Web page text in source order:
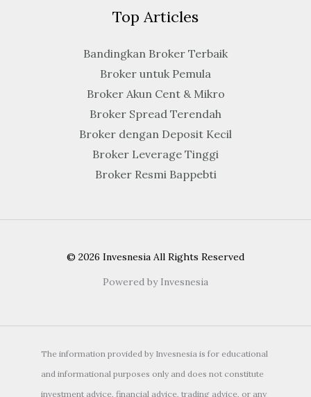
Top Articles
Bandingkan Broker Terbaik
Broker untuk Pemula
Broker Akun Cent & Mikro
Broker Spread Terendah
Broker dengan Deposit Kecil
Broker Leverage Tinggi
Broker Resmi Bappebti
© 2026 Invesnesia All Rights Reserved
Powered by Invesnesia
The information provided by Invesnesia is for educational
and informational purposes only and does not constitute
investment advice, financial advice, trading advice, or any